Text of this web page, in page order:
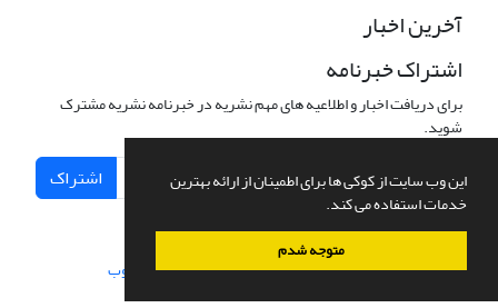
این وب سایت از کوکی ها برای اطمینان از ارائه بهترین
خدمات استفاده می کند.
متوجه شدم
آخرین اخبار
اشتراک خبرنامه
برای دریافت اخبار و اطلاعیه های مهم نشریه در خبرنامه نشریه مشترک
شوید.
اشتراک
سامانه مدیریت نشریات علمی.طراحی و پیاده سازی از سیناوب